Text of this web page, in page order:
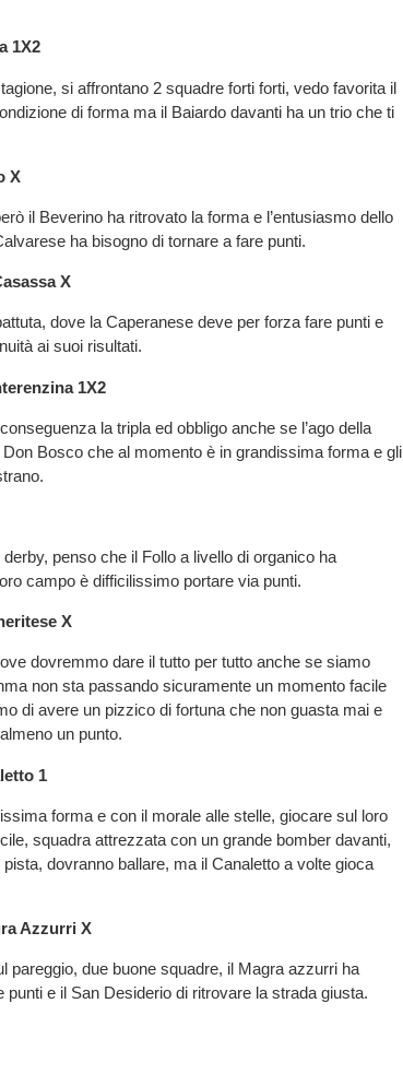
1X2
si affrontano 2 squadre forti forti, vedo favorita il
di forma ma il Baiardo davanti ha un trio che ti
X
il Beverino ha ritrovato la forma e l’entusiasmo dello
ha bisogno di tornare a fare punti.
X
dove la Caperanese deve per forza fare punti e
ai suoi risultati.
1X2
la tripla ed obbligo anche se l’ago della
Bosco che al momento è in grandissima forma e gli
penso che il Follo a livello di organico ha
campo è difficilissimo portare via punti.
X
dovremmo dare il tutto per tutto anche se siamo
non sta passando sicuramente un momento facile
di avere un pizzico di fortuna che non guasta mai e
un punto.
1
forma e con il morale alle stelle, giocare sul loro
squadra attrezzata con un grande bomber davanti,
dovranno ballare, ma il Canaletto a volte gioca
Azzurri X
pareggio, due buone squadre, il Magra azzurri ha
punti e il San Desiderio di ritrovare la strada giusta.